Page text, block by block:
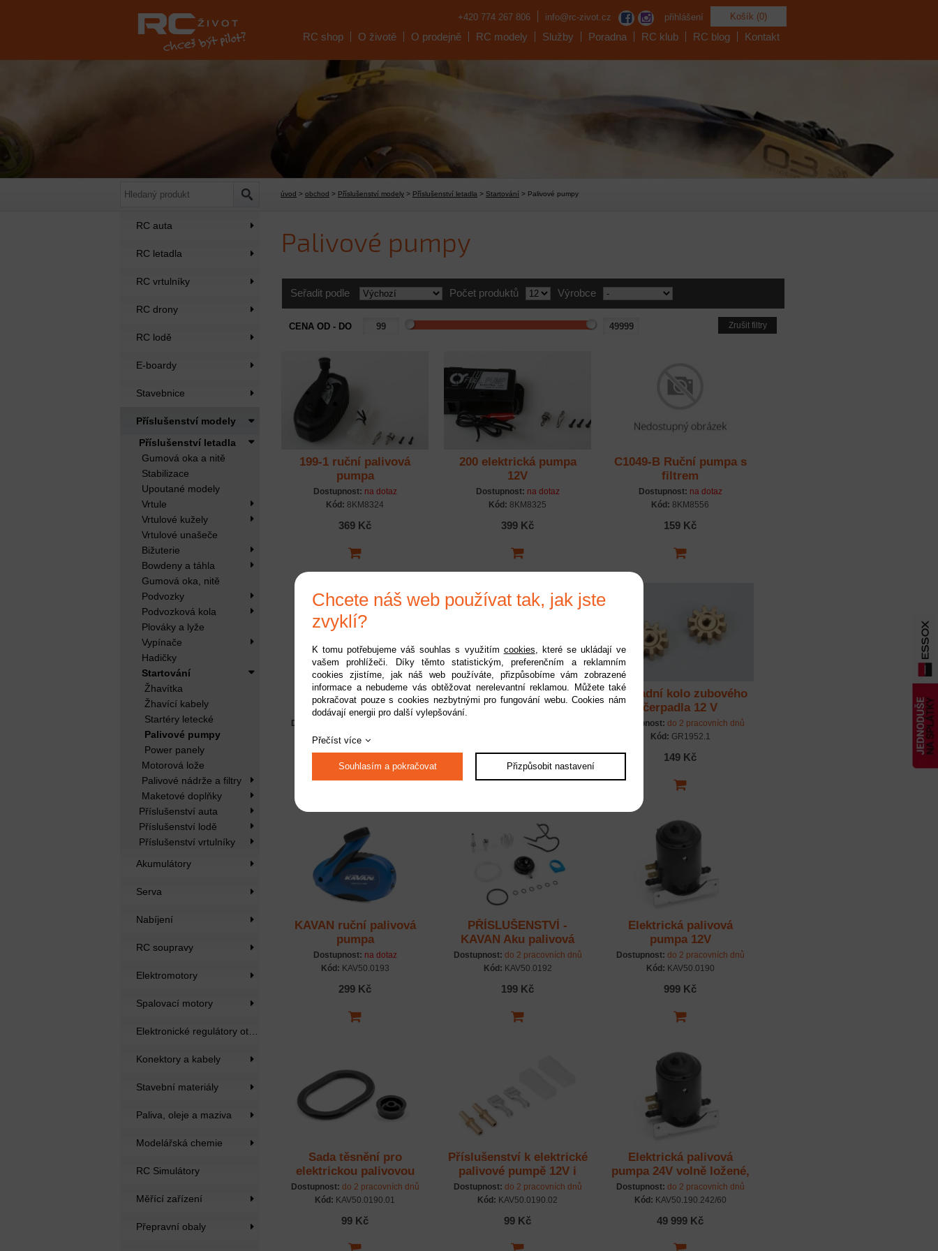
Košík (0)
přihlášení
+420 774 267 806 info@rc-zivot.cz
RC shop O životě O prodejně RC modely Služby Poradna RC klub RC blog Kontakt
úvod > obchod > Příslušenství modely > Příslušenství letadla > Startování > Palivové pumpy
RC auta
RC letadla
RC vrtulníky
RC drony
RC lodě
E-boardy
Stavebnice
Příslušenství modely
Příslušenství letadla
Gumová oka a nitě
Stabilizace
Upoutané modely
Vrtule
Vrtulové kužely
Vrtulové unašeče
Bižuterie
Bowdeny a táhla
Gumová oka, nitě
Podvozky
Podvozková kola
Plováky a lyže
Vypínače
Hadičky
Startování
Žhavítka
Žhavící kabely
Startéry letecké
Palivové pumpy
Power panely
Motorová lože
Palivové nádrže a filtry
Maketové doplňky
Příslušenství auta
Příslušenství lodě
Příslušenství vrtulníky
Akumulátory
Serva
Nabíjení
RC soupravy
Elektromotory
Spalovací motory
Konektory a kabely
Stavební materiály
Paliva, oleje a maziva
Modelářská chemie
RC Simulátory
Měřící zařízení
Přepravní obaly
Palivové pumpy
Seřadit podle Počet produktů Výrobce
CENA OD - DO Zrušit filtry
199-1 ruční palivová
pumpa
Dostupnost: na dotaz
Kód: 8KM8324
369 Kč
200 elektrická pumpa
12V
Dostupnost: na dotaz
Kód: 8KM8325
399 Kč
C1049-B Ruční pumpa s
filtrem
Dostupnost: na dotaz
Kód: 8KM8556
159 Kč
Elektrická palivová
pumpa 24V
Dostupnost:
Kód:KAV0190.242
Elektrická palivová
pumpa 12V volně ložené,
49 999 Kč
Náhradní kolo zubového
čerpadla 12 V
Dostupnost: do 2 pracovních dnů
Kód: GR1952.1
149 Kč
KAVAN ruční palivová
pumpa
Dostupnost: na dotaz
Kód: KAV50.0193
299 Kč
PŘÍSLUŠENSTVÍ -
KAVAN Aku palivová
pumpa
Dostupnost: do 2 pracovních dnů
Kód: KAV50.0192
199 Kč
Elektrická palivová
pumpa 12V
Dostupnost: do 2 pracovních dnů
Kód: KAV50.0190
999 Kč
Sada těsnění pro
elektrickou palivovou
pumpu
Dostupnost: do 2 pracovních dnů
Kód: KAV50.0190.01
99 Kč
Příslušenství k elektrické
palivové pumpě 12V i
24V
Dostupnost: do 2 pracovních dnů
Kód: KAV50.0190.02
99 Kč
Elektrická palivová
pumpa 24V volně ložené,
balení 60 ks.
Dostupnost: do 2 pracovních dnů
Kód: KAV50.190.242/60
49 999 Kč
Chcete náš web používat tak, jak jste
zvyklí?
K tomu potřebujeme váš souhlas s využitím cookies , které se ukládají ve
vašem prohlížeči. Díky těmto statistickým, preferenčním a reklamním
cookies zjistíme, jak náš web používáte, přizpůsobíme vám zobrazené
informace a nebudeme vás obtěžovat nerelevantní reklamou. Můžete také
pokračovat pouze s cookies nezbytnými pro fungování webu. Cookies nám
dodávají energii pro další vylepšování.
Přečíst více
Souhlasím a pokračovat Přizpůsobit nastavení